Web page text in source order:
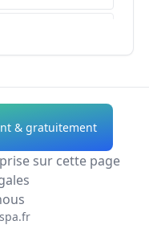
Spa
Alpes
& gratuitement
sur cette page